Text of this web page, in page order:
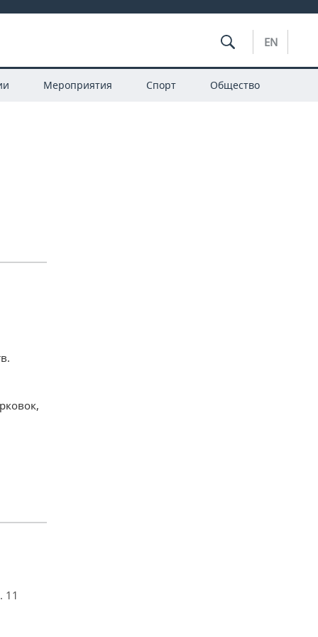
EN
Мероприятия Спорт Общество
11